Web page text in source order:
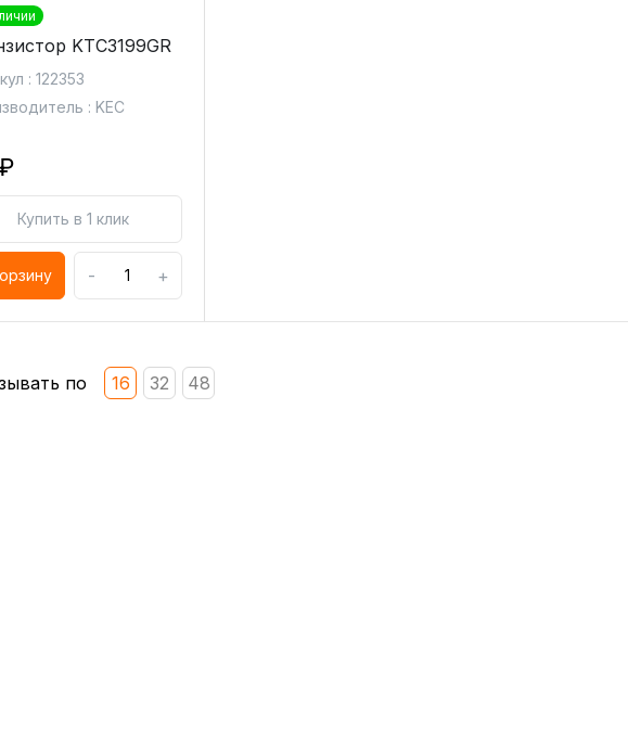
KTC3199GR
: 122353
: KEC
Купить в 1 клик
- +
по 16 32 48